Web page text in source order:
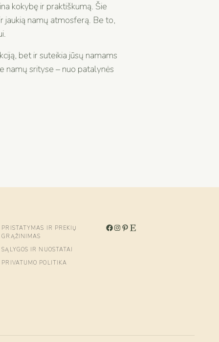
kokybę ir praktiškumą. Šie
jaukią namų atmosferą. Be to,
bet ir suteikia jūsų namams
namų srityse – nuo patalynės
PRISTATYMAS IR PREKIŲ
GRĄŽINIMAS
SĄLYGOS IR NUOSTATAI
PRIVATUMO POLITIKA